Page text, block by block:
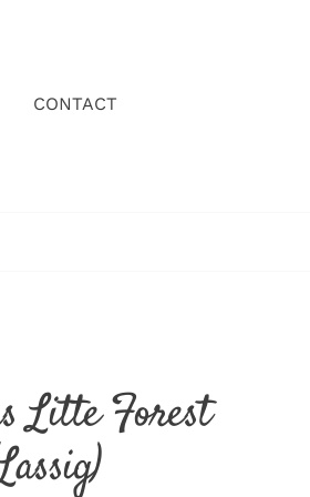
CONTACT
Litte Forest